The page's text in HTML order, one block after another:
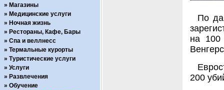
По
на 100
200
Магазины
Медицинские услуги
Ночная жизнь
Рестораны, Кафе, Бары
Спа и веллнесс
Термальные курорты
Туристические услуги
Услуги
Развлечения
Обучение